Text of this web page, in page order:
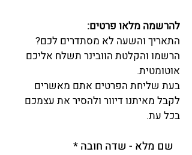
להרשמה מלאו פרטים:
התאריך והשעה לא מסתדרים לכם?
הרשמו והקלטת הוובינר תשלח אליכם
אוטומטית.
בעת שליחת הפרטים אתם מאשרים
לקבל מאיתנו דיוור ולהסיר את עצמכם
בכל עת.
שם מלא - שדה חובה